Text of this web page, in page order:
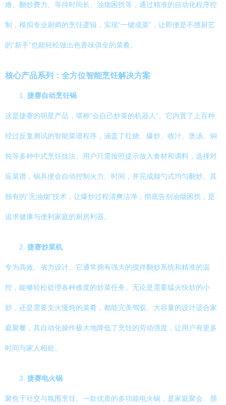
难、翻炒费力、等待时间长、油烟困扰等，通过精准的自动化程序控
制，模拟专业厨师的烹饪逻辑，实现“一键成菜”，让即便是不擅厨艺
的“新手”也能轻松做出色香味俱全的菜肴。
核心产品系列：全方位智能烹饪解决方案
1. 捷赛自动烹饪锅
这是捷赛的明星产品，堪称“会自己炒菜的机器人”。它内置了上百种
经过反复测试的智能菜谱程序，涵盖了红烧、爆炒、收汁、煲汤、焖
炖等多种中式烹饪技法。用户只需按照提示放入食材和调料，选择对
应菜谱，锅具便会自动控制火力、时间，并完成颠勺式均匀翻炒。其
独有的“无油烟”技术，让爆炒过程清爽洁净，彻底告别油烟困扰，是
追求健康与便利家庭的厨房利器。
2. 捷赛炒菜机
专为高效、省力设计。它通常拥有强大的搅拌翻炒系统和精准的温
控，能够轻松处理各种难度的炒菜任务。无论是需要猛火快炒的小
炒，还是需要文火慢炖的菜肴，都能完美驾驭。大容量的设计适合家
庭聚餐，其自动化操作极大地降低了烹饪的劳动强度，让用户有更多
时间与家人相处。
3. 捷赛电火锅
聚焦于社交与氛围烹饪。一款优质的多功能电火锅，是家庭聚会、朋